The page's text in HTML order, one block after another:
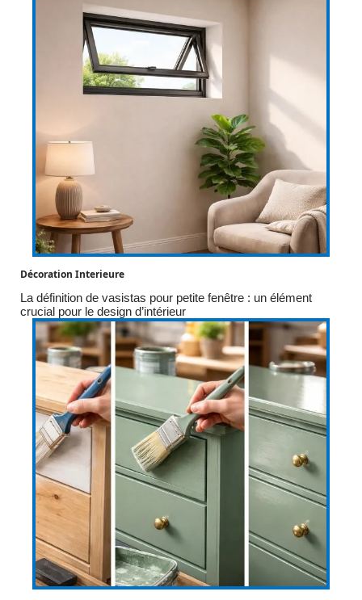
Décoration Interieure
La définition de vasistas pour petite fenêtre : un élément
crucial pour le design d’intérieur